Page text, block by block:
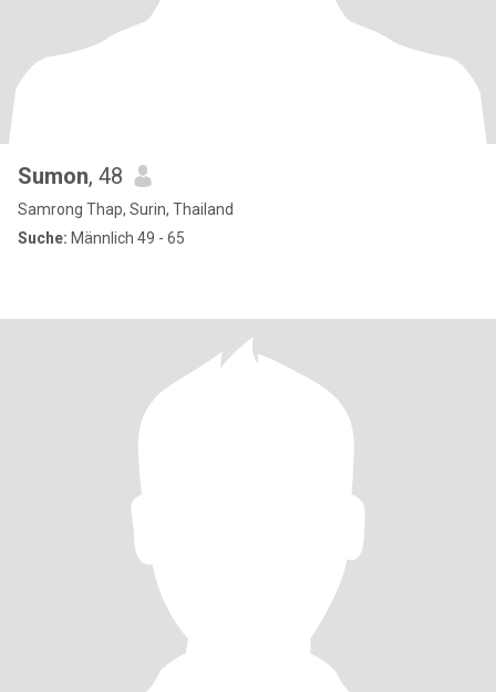
Sumon, 48
Samrong Thap, Surin, Thailand
Suche: Männlich 49 - 65